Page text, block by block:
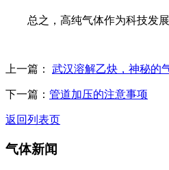
总之，高纯气体作为科技发展
上一篇： 武汉溶解乙炔，神秘的
下一篇： 管道加压的注意事项
返回列表页
气体新闻